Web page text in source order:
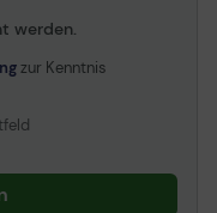
werden.
zur Kenntnis